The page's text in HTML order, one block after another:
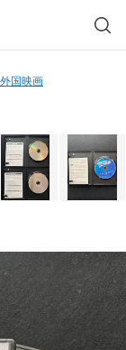
国映画